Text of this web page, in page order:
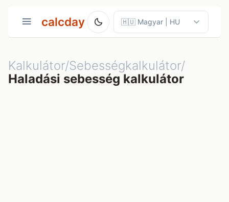
calcday
Kalkulátor/Sebességkalkulátor/
Haladási sebesség kalkulátor